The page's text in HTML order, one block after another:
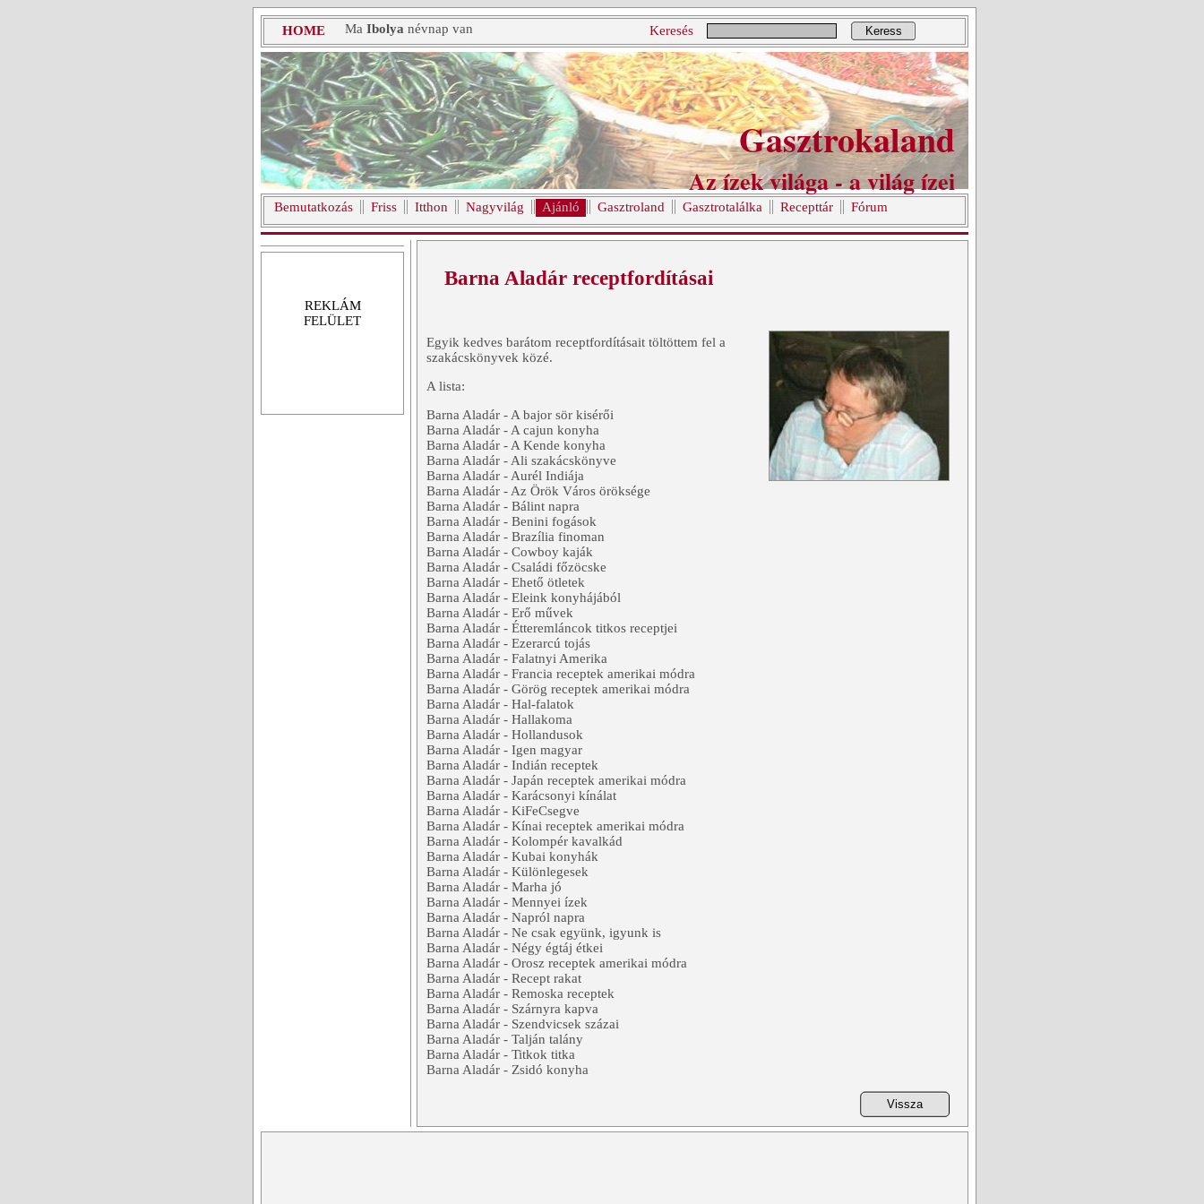
HOME Ma Ibolya névnap van Keresés Keress
Gasztrokaland
Az ízek világa - a világ ízei
Bemutatkozás Friss Itthon Nagyvilág Ajánló Gasztroland Gasztrotalálka Recepttár Fórum
REKLÁM
FELÜLET
Barna Aladár receptfordításai
Egyik kedves barátom receptfordításait töltöttem fel a
szakácskönyvek közé.
A lista:
Barna Aladár - A bajor sör kisérői
Barna Aladár - A cajun konyha
Barna Aladár - A Kende konyha
Barna Aladár - Ali szakácskönyve
Barna Aladár - Aurél Indiája
Barna Aladár - Az Örök Város öröksége
Barna Aladár - Bálint napra
Barna Aladár - Benini fogások
Barna Aladár - Brazília finoman
Barna Aladár - Cowboy kaják
Barna Aladár - Családi főzöcske
Barna Aladár - Ehető ötletek
Barna Aladár - Eleink konyhájából
Barna Aladár - Erő művek
Barna Aladár - Étteremláncok titkos receptjei
Barna Aladár - Ezerarcú tojás
Barna Aladár - Falatnyi Amerika
Barna Aladár - Francia receptek amerikai módra
Barna Aladár - Görög receptek amerikai módra
Barna Aladár - Hal-falatok
Barna Aladár - Hallakoma
Barna Aladár - Hollandusok
Barna Aladár - Igen magyar
Barna Aladár - Indián receptek
Barna Aladár - Japán receptek amerikai módra
Barna Aladár - Karácsonyi kínálat
Barna Aladár - KiFeCsegve
Barna Aladár - Kínai receptek amerikai módra
Barna Aladár - Kolompér kavalkád
Barna Aladár - Kubai konyhák
Barna Aladár - Különlegesek
Barna Aladár - Marha jó
Barna Aladár - Mennyei ízek
Barna Aladár - Napról napra
Barna Aladár - Ne csak együnk, igyunk is
Barna Aladár - Négy égtáj étkei
Barna Aladár - Orosz receptek amerikai módra
Barna Aladár - Recept rakat
Barna Aladár - Remoska receptek
Barna Aladár - Szárnyra kapva
Barna Aladár - Szendvicsek százai
Barna Aladár - Talján talány
Barna Aladár - Titkok titka
Barna Aladár - Zsidó konyha